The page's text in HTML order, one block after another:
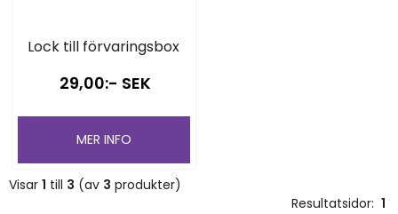
Lock till förvaringsbox
29,00:- SEK
MER INFO
Visar 1 till 3 (av 3 produkter)
Resultatsidor: 1